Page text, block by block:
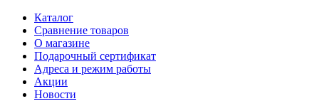
Каталог
Сравнение товаров
О магазине
Подарочный сертификат
Адреса и режим работы
Акции
Новости